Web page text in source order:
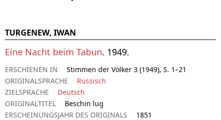
TURGENEW, IWAN
Eine Nacht beim Tabun. 1949.
ERSCHIENEN IN
Stimmen der Völker 3 (1949), S. 1–21
ORIGINALSPRACHE
Russisch
ZIELSPRACHE
Deutsch
ORIGINALTITEL
Beschin lug
ERSCHEINUNGSJAHR DES ORIGINALS
1851